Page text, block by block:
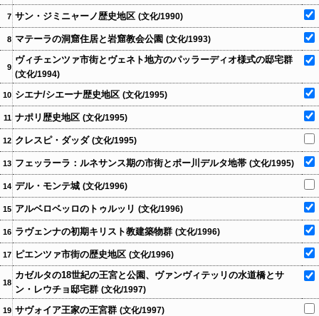
7 サン・ジミニャーノ歴史地区 (文化/1990)
8 マテーラの洞窟住居と岩窟教会公園 (文化/1993)
9
ヴィチェンツァ市街とヴェネト地方のパッラーディオ様式の邸宅群
(文化/1994)
10 シエナ/シエーナ歴史地区 (文化/1995)
11 ナポリ歴史地区 (文化/1995)
12 クレスピ・ダッダ (文化/1995)
13 フェッラーラ：ルネサンス期の市街とポー川デルタ地帯 (文化/1995)
14 デル・モンテ城 (文化/1996)
15 アルベロベッロのトゥルッリ (文化/1996)
16 ラヴェンナの初期キリスト教建築物群 (文化/1996)
17 ピエンツァ市街の歴史地区 (文化/1996)
18
カゼルタの18世紀の王宮と公園、ヴァンヴィテッリの水道橋とサ
ン・レウチョ邸宅群 (文化/1997)
19 サヴォイア王家の王宮群 (文化/1997)